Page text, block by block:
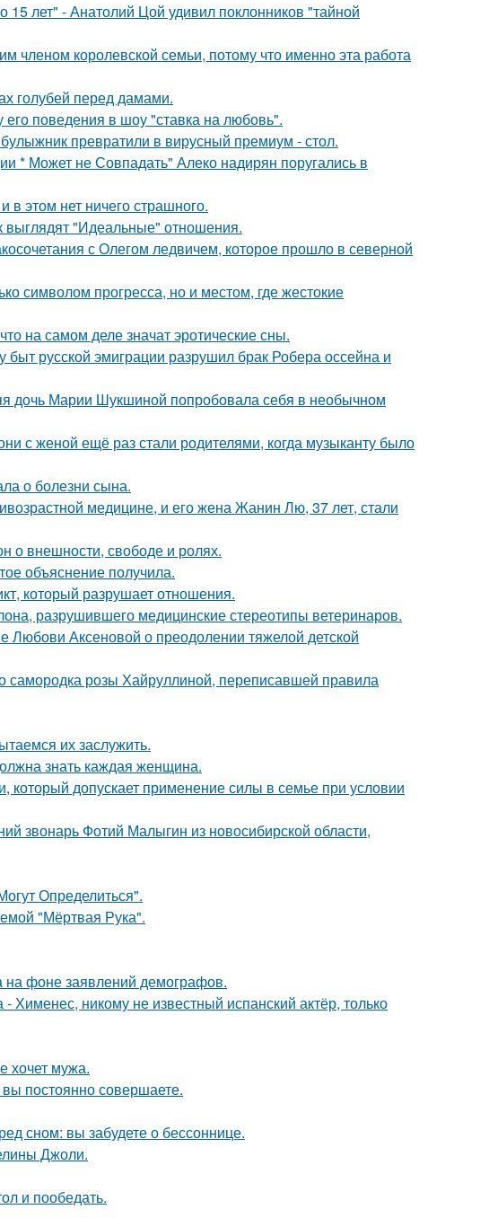
лет" - Анатолий Цой удивил поклонников "тайной
членом королевской семьи, потому что именно эта работа
голубей перед дамами.
поведения в шоу "ставка на любовь".
превратили в вирусный премиум - стол.
* Может не Совпадать" Алеко надирян поругались в
в этом нет ничего страшного.
выглядят "Идеальные" отношения.
с Олегом ледвичем, которое прошло в северной
символом прогресса, но и местом, где жестокие
на самом деле значат эротические сны.
русской эмиграции разрушил брак Робера оссейна и
дочь Марии Шукшиной попробовала себя в необычном
с женой ещё раз стали родителями, когда музыканту было
о болезни сына.
медицине, и его жена Жанин Лю, 37 лет, стали
о внешности, свободе и ролях.
объяснение получила.
который разрушает отношения.
разрушившего медицинские стереотипы ветеринаров.
Любови Аксеновой о преодолении тяжелой детской
самородка розы Хайруллиной, переписавшей правила
их заслужить.
знать каждая женщина.
допускает применение силы в семье при условии
звонарь Фотий Малыгин из новосибирской области,
Определиться".
"Мёртвая Рука".
на фоне заявлений демографов.
никому не известный испанский актёр, только
хочет мужа.
постоянно совершаете.
сном: вы забудете о бессоннице.
Джоли.
и пообедать.